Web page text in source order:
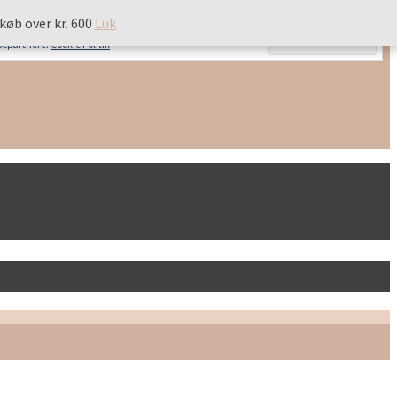
over kr. 600 Luk
over kr. 600 Luk
Cookie Politik